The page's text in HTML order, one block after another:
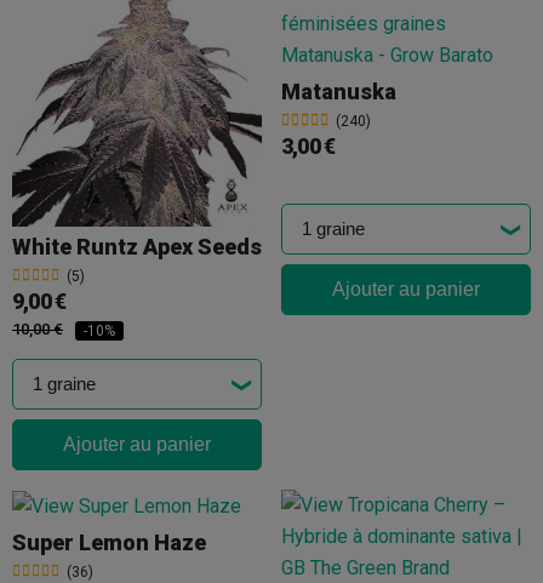
White Runtz Apex Seeds
(5)
9,00 €
10,00 € -10%
Ajouter au panier
Matanuska
(240)
3,00 €
Ajouter au panier
Super Lemon Haze
(36)